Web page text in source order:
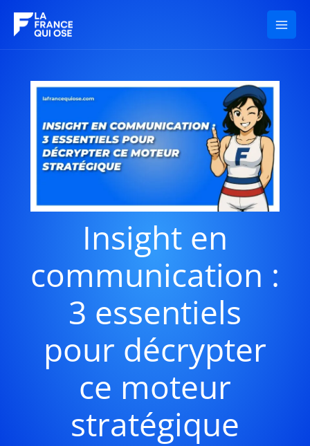
contenu
Insight en
communication :
3 essentiels
pour décrypter
ce moteur
stratégique